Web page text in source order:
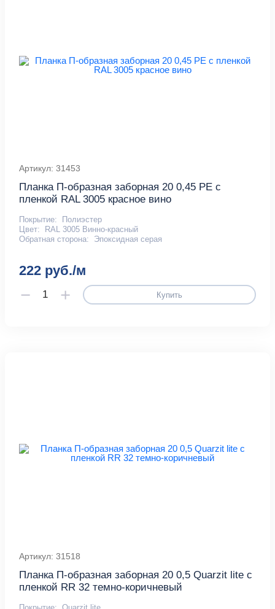
Артикул: 31453
Планка П-образная заборная 20 0,45 PE с
пленкой RAL 3005 красное вино
Покрытие:
Полиэстер
Цвет:
RAL 3005 Винно-красный
Обратная сторона:
Эпоксидная серая
222 руб./м
Купить
Артикул: 31518
Планка П-образная заборная 20 0,5 Quarzit lite с
пленкой RR 32 темно-коричневый